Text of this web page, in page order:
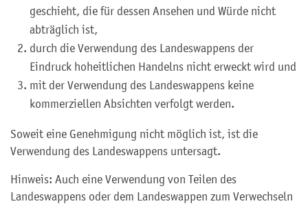
geschieht, die für dessen Ansehen und Würde nicht
abträglich ist,
durch die Verwendung des Landeswappens der
Eindruck hoheitlichen Handelns nicht erweckt wird und
mit der Verwendung des Landeswappens keine
kommerziellen Absichten verfolgt werden.
Soweit eine Genehmigung nicht möglich ist, ist die
Verwendung des Landeswappens untersagt.
Hinweis: Auch eine Verwendung von Teilen des
Landeswappens oder dem Landeswappen zum Verwechseln